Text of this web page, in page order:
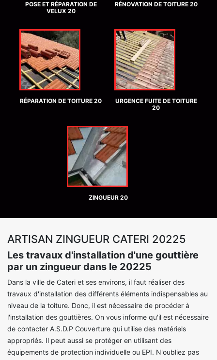
POSE ET RÉPARATION DE
VELUX 20
RÉNOVATION DE TOITURE 20
RÉPARATION DE TOITURE 20
URGENCE FUITE DE TOITURE
20
ZINGUEUR 20
ARTISAN ZINGUEUR CATERI 20225
Les travaux d'installation d'une gouttière
par un zingueur dans le 20225
Dans la ville de Cateri et ses environs, il faut réaliser des
travaux d'installation des différents éléments indispensables au
niveau de la toiture. Donc, il est nécessaire de procéder à
l'installation des gouttières. On vous informe qu'il est nécessaire
de contacter A.S.D.P Couverture qui utilise des matériels
appropriés. Il peut aussi se protéger en utilisant des
équipements de protection individuelle ou EPI. N'oubliez pas